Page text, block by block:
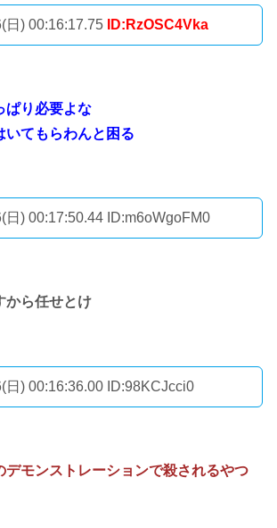
日) 00:16:17.75 ID:RzOSC4Vka
ぱり必要よな
いてもらわんと困る
日) 00:17:50.44 ID:m6oWgoFM0
から任せとけ
日) 00:16:36.00 ID:98KCJcci0
デモンストレーションで殺されるやつ